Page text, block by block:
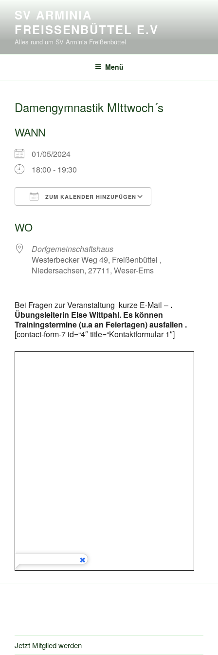
Inhalt
springen
SV ARMINIA
FREISSENBÜTTEL E.V
Alles rund um SV Arminia Freißenbüttel
Menü
Damengymnastik MIttwoch´s
WANN
01/05/2024
18:00 - 19:30
ZUM KALENDER HINZUFÜGEN
WO
Dorfgemeinschaftshaus
Westerbecker Weg 49, Freißenbüttel ,
Niedersachsen, 27711, Weser-Ems
Bei Fragen zur Veranstaltung kurze E-Mail – .
Übungsleiterin Else Wittpahl. Es können
Trainingstermine (u.a an Feiertagen) ausfallen .
[contact-form-7 id=“4″ title=“Kontaktformular 1″]
Jetzt Mitglied werden